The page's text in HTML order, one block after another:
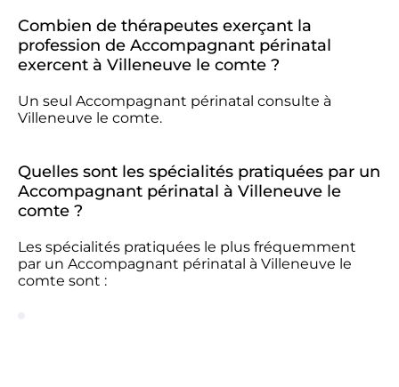
Combien de thérapeutes exerçant la
profession de Accompagnant périnatal
exercent à Villeneuve le comte ?
Un seul Accompagnant périnatal consulte à
Villeneuve le comte.
Quelles sont les spécialités pratiquées par un
Accompagnant périnatal à Villeneuve le
comte ?
Les spécialités pratiquées le plus fréquemment
par un Accompagnant périnatal à Villeneuve le
comte sont :